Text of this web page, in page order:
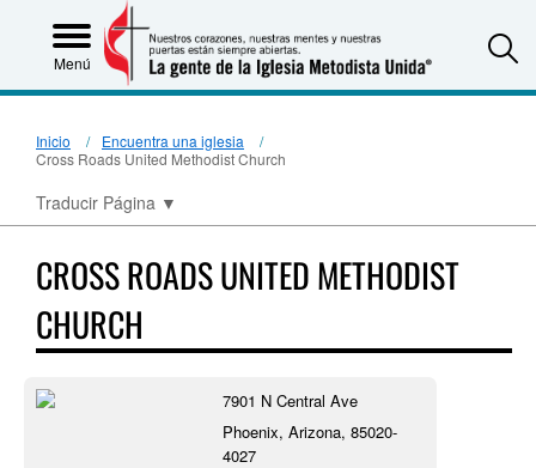
Menú
Inicio
Encuentra una iglesia
Cross Roads United Methodist Church
Traducir Página ▼
CROSS ROADS UNITED METHODIST
CHURCH
7901 N Central Ave
Phoenix, Arizona, 85020-
4027